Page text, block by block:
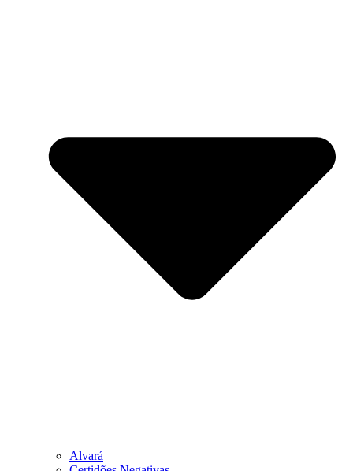
Alvará